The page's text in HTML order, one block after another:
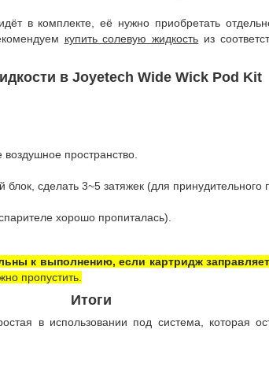
в комплекте, её нужно приобретать
купить солевую жидкость из
в Joyetech Wide Wick Pod Kit
пространство.
сделать 3~5 затяжек (для принудительного
хорошо пропиталась).
к выполнению, если картридж
пропустить.
Итоги
в использовании под система, которая